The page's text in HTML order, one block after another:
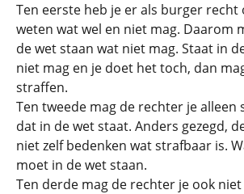
Ten eerste heb je er als burger
weten wat wel en niet mag. Daarom
de wet staan wat niet mag. Staat in
niet mag en je doet het toch, dan
straffen.
Ten tweede mag de rechter je
dat in de wet staat. Anders gezegd,
niet zelf bedenken wat strafbaar is.
moet in de wet staan.
Ten derde mag de rechter je ook